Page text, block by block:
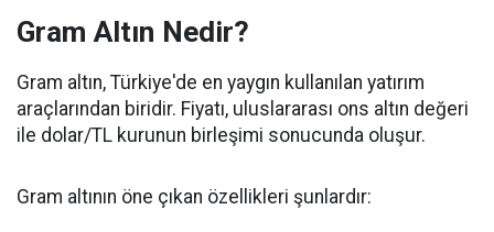
Gram Altın Nedir?
Gram altın, Türkiye'de en yaygın kullanılan yatırım
araçlarından biridir. Fiyatı, uluslararası ons altın değeri
ile dolar/TL kurunun birleşimi sonucunda oluşur.
Gram altının öne çıkan özellikleri şunlardır: